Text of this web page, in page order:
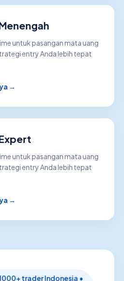
untuk pasangan mata uang
entry Anda lebih tepat
→
untuk pasangan mata uang
entry Anda lebih tepat
→
trader Indonesia •